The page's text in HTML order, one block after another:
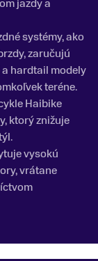
jazdy a
systémy, ako
zaručujú
hardtail modely
teréne.
Haibike
ktorý znižuje
vysokú
vrátane